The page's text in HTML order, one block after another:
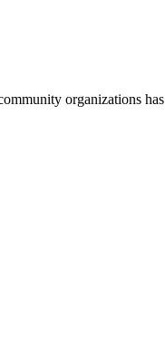
organizations